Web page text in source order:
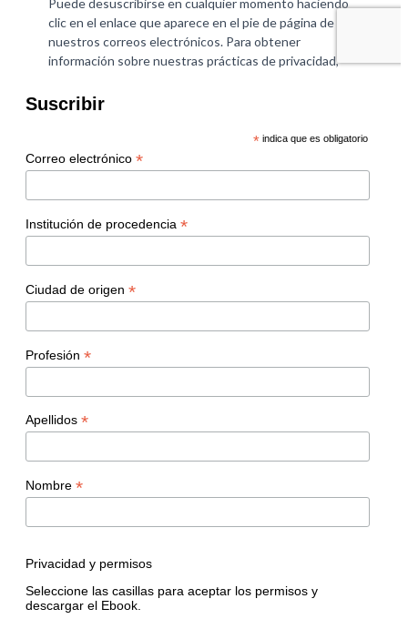
Suscribir
* indica que es obligatorio
Correo electrónico *
Institución de procedencia *
Ciudad de origen *
Profesión *
Apellidos *
Nombre *
Privacidad y permisos
Seleccione las casillas para aceptar los permisos y
descargar el Ebook.